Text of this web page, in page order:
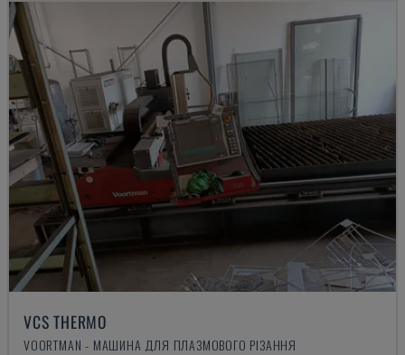
VCS THERMO
VOORTMAN - МАШИНА ДЛЯ ПЛАЗМОВОГО РІЗАННЯ